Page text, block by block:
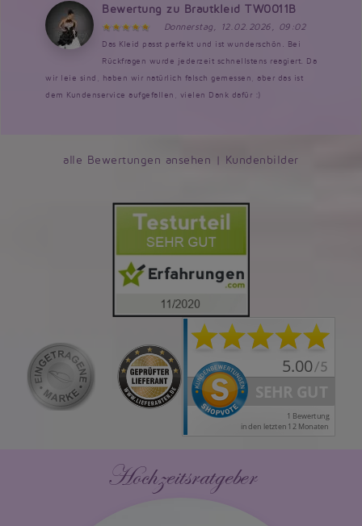
Bewertung zu Brautkleid TW0011B
Donnerstag, 12.02.2026, 09:02
Das Kleid passt perfekt und ist wunderschön. Bei
Rückfragen wurde jederzeit schnellstens reagiert. Da
wir leie sind, haben wir natürlich falsch gemessen, aber das ist
dem Kundenservice aufgefallen, vielen Dank dafür :)
alle Bewertungen ansehen | Kundenbilder
Hochzeitsratgeber